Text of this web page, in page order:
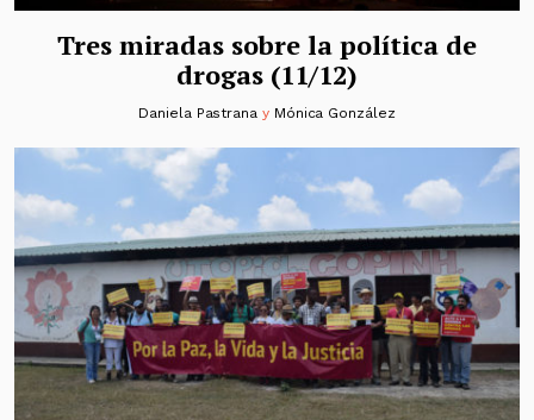
Tres miradas sobre la política de
drogas (11/12)
Daniela Pastrana y Mónica González